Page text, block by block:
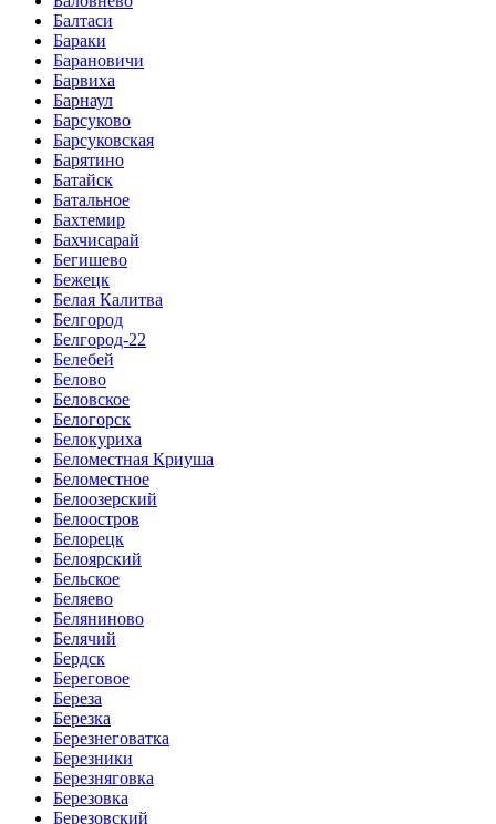
Балтаси
Бараки
Барановичи
Барвиха
Барнаул
Барсуково
Барсуковская
Барятино
Батайск
Батальное
Бахтемир
Бахчисарай
Бегишево
Бежецк
Белая Калитва
Белгород
Белгород-22
Белебей
Белово
Беловское
Белогорск
Белокуриха
Беломестная Криуша
Беломестное
Белоозерский
Белоостров
Белорецк
Белоярский
Бельское
Беляево
Беляниново
Белячий
Бердск
Береговое
Береза
Березка
Березнеговатка
Березники
Березняговка
Березовка
Березовский